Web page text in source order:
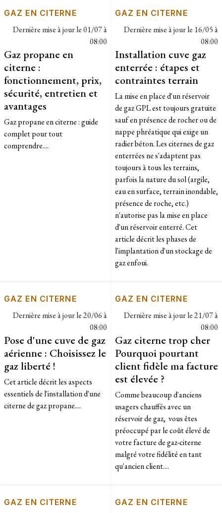
GAZ EN CITERNE
Dernière mise à jour le01/07 à
08:00
Gaz propane en
citerne :
fonctionnement, prix,
sécurité, entretien et
avantages
Gaz propane en citerne : guide
complet pour tout
comprendre....
GAZ EN CITERNE
Dernière mise à jour le 16/05 à
08:00
Installation cuve gaz
enterrée : étapes et
contraintes terrain
La mise en place d'un réservoir
de gaz GPL est toujours gratuite
sauf en présence de rocher ou de
nappe phréatique qui exige un
radier béton. Les citernes de gaz
enterrées ne s'adaptent pas
toujours à tous les terrains,
parfois la nature du sol (argile,
eau en surface, terrain inondable,
présence de roche, etc.)
n'autorise pas la mise en place
d'un réservoir enterré. Cet
article décrit les phases de
l'implantation d'un stockage de
gaz enfoui.
GAZ EN CITERNE
Dernière mise à jour le20/06 à
08:00
Pose d'une cuve de gaz
aérienne : Choisissez le
gaz liberté !
Cet article décrit les aspects
essentiels de l'installation d'une
citerne de gaz propane....
GAZ EN CITERNE
Dernière mise à jour le21/07 à
08:00
Gaz citerne trop cher
Pourquoi pourtant
client fidèle ma facture
est élevée ?
Comme beaucoup d'anciens
usagers chauffés avec un
réservoir de gaz, vous êtes
préoccupé par le coût élevé de
votre facture de gaz-citerne
malgré votre fidélité en tant
qu'ancien client....
GAZ EN CITERNE GAZ EN CITERNE